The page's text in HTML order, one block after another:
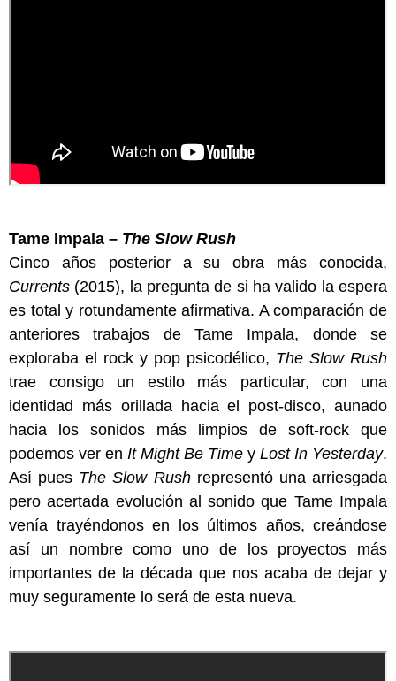
Tame Impala – The Slow Rush
Cinco años posterior a su obra más conocida,
Currents (2015), la pregunta de si ha valido la espera
es total y rotundamente afirmativa. A comparación de
anteriores trabajos de Tame Impala, donde se
exploraba el rock y pop psicodélico, The Slow Rush
trae consigo un estilo más particular, con una
identidad más orillada hacia el post-disco, aunado
hacia los sonidos más limpios de soft-rock que
podemos ver en It Might Be Time y Lost In Yesterday.
Así pues The Slow Rushrepresentó una arriesgada
pero acertada evolución al sonido que Tame Impala
venía trayéndonos en los últimos años, creándose
así un nombre como uno de los proyectos más
importantes de la década que nos acaba de dejar y
muy seguramente lo será de esta nueva.